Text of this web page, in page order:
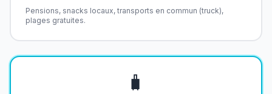
Pensions, snacks locaux, transports en commun (truck),
plages gratuites.
🧳